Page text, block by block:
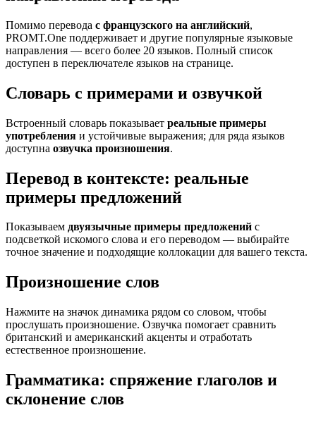
Помимо перевода с французского на английский,
PROMT.One поддерживает и другие популярные языковые
направления — всего более 20 языков. Полный список
доступен в переключателе языков на странице.
Словарь с примерами и озвучкой
Встроенный словарь показывает реальные примеры
употребления и устойчивые выражения; для ряда языков
доступна озвучка произношения.
Перевод в контексте: реальные
примеры предложений
Показываем двуязычные примеры предложений с
подсветкой искомого слова и его переводом — выбирайте
точное значение и подходящие коллокации для вашего текста.
Произношение слов
Нажмите на значок динамика рядом со словом, чтобы
прослушать произношение. Озвучка помогает сравнить
британский и американский акценты и отработать
естественное произношение.
Грамматика: спряжение глаголов и
склонение слов